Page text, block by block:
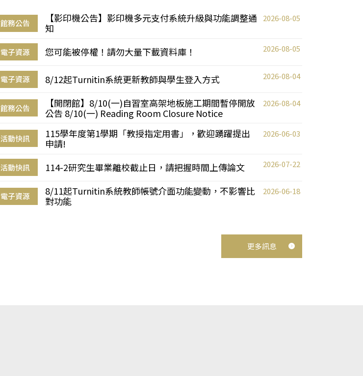
館務公告
【影印機公告】影印機多元支付系統升級與功能調整通
知
2026-08-05
電子資源 您可能被停權！請勿大量下載資料庫！ 2026-08-05
電子資源 8/12起Turnitin系統更新教師與學生登入方式 2026-08-04
館務公告
【開閉館】8/10(一)自習室高架地板施工期間暫停開放
公告 8/10(一) Reading Room Closure Notice
2026-08-04
活動快訊
115學年度第1學期「教授指定用書」，歡迎踴躍提出
申請!
2026-06-03
活動快訊 114-2研究生畢業離校截止日，請把握時間上傳論文 2026-07-22
電子資源
8/11起Turnitin系統教師帳號介面功能變動，不影響比
對功能
2026-06-18
更多訊息